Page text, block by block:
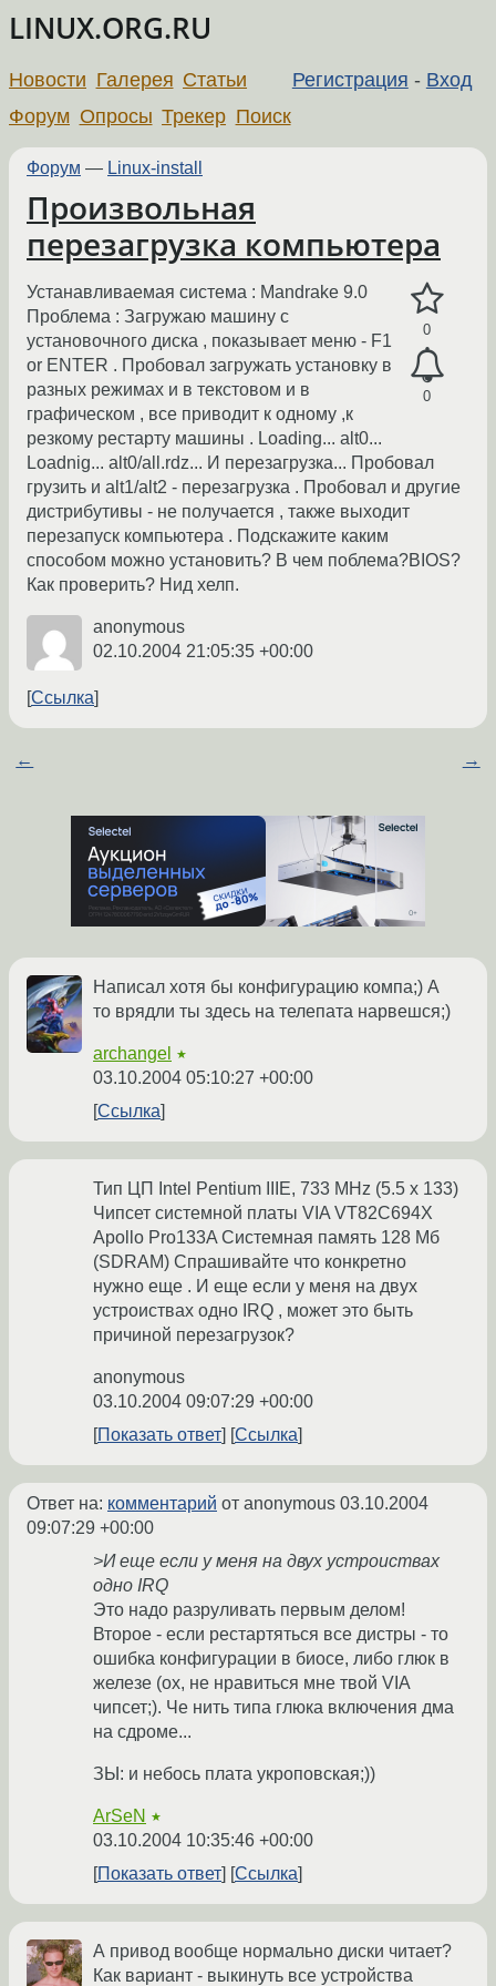
LINUX.ORG.RU
Регистрация - Вход
Новости Галерея Статьи
Форум Опросы Трекер Поиск
Форум — Linux-install
Произвольная
перезагрузка компьютера
0
0
Устанавливаемая система : Mandrake 9.0
Проблема : Загружаю машину с
установочного диска , показывает меню - F1
or ENTER . Пробовал загружать установку в
разных режимах и в текстовом и в
графическом , все приводит к одному ,к
резкому рестарту машины . Loading... alt0...
Loadnig... alt0/all.rdz... И перезагрузка... Пробовал
грузить и alt1/alt2 - перезагрузка . Пробовал и другие
дистрибутивы - не получается , также выходит
перезапуск компьютера . Подскажите каким
способом можно установить? В чем поблема?BIOS?
Как проверить? Нид хелп.
anonymous
02.10.2004 21:05:35 +00:00
Ссылка
← →
Написал хотя бы конфигурацию компа;) А
то врядли ты здесь на телепата нарвешся;)
archangel ★
03.10.2004 05:10:27 +00:00
Ссылка
Тип ЦП Intel Pentium IIIE, 733 MHz (5.5 x 133)
Чипсет системной платы VIA VT82C694X
Apollo Pro133A Системная память 128 Мб
(SDRAM) Спрашивайте что конкретно
нужно еще . И еще если у меня на двух
устроиствах одно IRQ , может это быть
причиной перезагрузок?
anonymous
03.10.2004 09:07:29 +00:00
Показать ответ
Ссылка
Ответ на: комментарий от anonymous 03.10.2004
09:07:29 +00:00
>И еще если у меня на двух устроиствах
одно IRQ
Это надо разруливать первым делом!
Второе - если рестартяться все дистры - то
ошибка конфигурации в биосе, либо глюк в
железе (ох, не нравиться мне твой VIA
чипсет;). Че нить типа глюка включения дма
на сдроме...
ЗЫ: и небось плата укроповская;))
ArSeN ★
03.10.2004 10:35:46 +00:00
Показать ответ
Ссылка
А привод вообще нормально диски читает?
Как вариант - выкинуть все устройства